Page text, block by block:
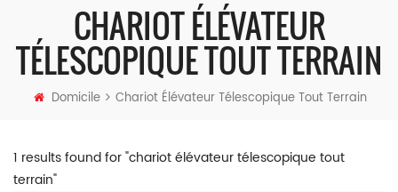
CHARIOT ÉLÉVATEUR
TÉLESCOPIQUE TOUT TERRAIN
Domicile Chariot Élévateur Télescopique Tout Terrain
1 results found for "chariot élévateur télescopique tout
terrain"